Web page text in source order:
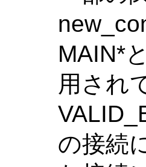
MAIN*
用され
の接続